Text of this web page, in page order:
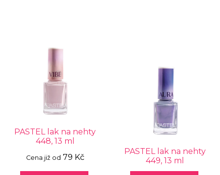
PASTEL lak na nehty
448, 13 ml
Cena již od 79 Kč
PASTEL lak na nehty
449, 13 ml